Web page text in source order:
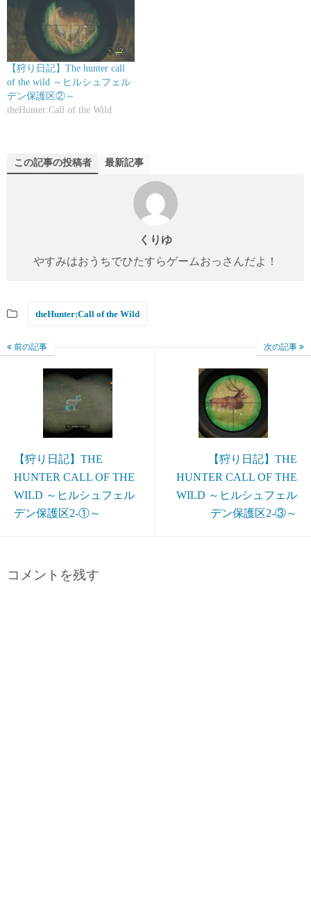
【狩り日記】The hunter call
of the wild ～ヒルシュフェル
デン保護区②～
theHunter:Call of the Wild
この記事の投稿者 最新記事
くりゆ
やすみはおうちでひたすらゲームおっさんだよ！
theHunter:Call of the Wild
前の記事
【狩り日記】THE
HUNTER CALL OF THE
WILD ～ヒルシュフェル
デン保護区2-①～
次の記事
【狩り日記】THE
HUNTER CALL OF THE
WILD ～ヒルシュフェル
デン保護区2-③～
コメントを残す